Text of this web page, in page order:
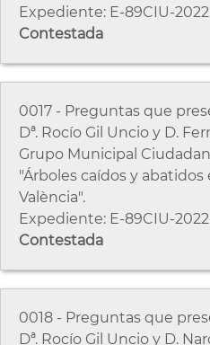
Expediente: E-89CIU-
Contestada
0017 - Preguntas que
Dª. Rocío Gil Uncio y D.
Grupo Municipal
"Árboles caídos y abatidos
València".
Expediente: E-89CIU-
Contestada
0018 - Preguntas que
Dª. Rocío Gil Uncio y D.